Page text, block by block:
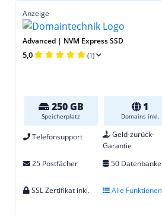
Anzeige
Advanced | NVM Express SSD
5,0 (1)
250 GB
Speicherplatz
1
Domains inkl.
Telefonsupport
Geld-zurück-
Garantie
25 Postfächer 50
SSL Zertifikat inkl.
Alle Funktionen